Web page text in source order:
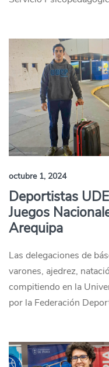
octubre 1, 2024
Deportistas
Juegos
Arequipa
Las delegaciones de
varones, ajedrez,
compitiendo en la
por la Federación